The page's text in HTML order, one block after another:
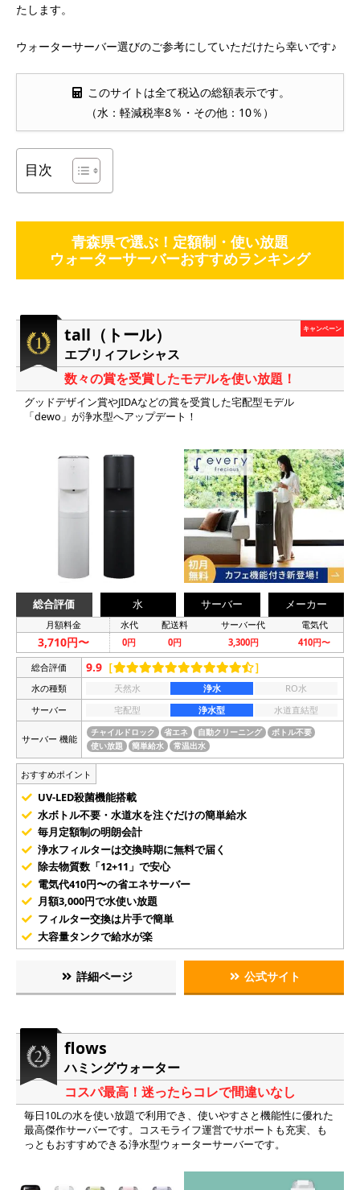
たします。
ウォーターサーバー選びのご参考にしていただけたら幸いです♪
このサイトは全て税込の総額表示です。
（水：軽減税率8％・その他：10％）
目次
青森県で選ぶ！定額制・使い放題
ウォーターサーバーおすすめランキング
tall（トール）
エブリィフレシャス
キャンペーン
数々の賞を受賞したモデルを使い放題！
グッドデザイン賞やJIDAなどの賞を受賞した宅配型モデル
「dewo」が浄水型へアップデート！
総合評価 水 サーバー メーカー
月額料金 水代 配送料 サーバー代 電気代
3,710円〜 0円 0円 3,300円 410円〜
総合評価 9.9 ［ ］
水の種類 天然水 浄水
RO水
サーバー
宅配型 浄水型 水道直結型
サーバー 機能
チャイルドロック 省エネ 自動クリーニング
ボトル不要
使い放題
簡単給水 常温出水
おすすめポイント
UV-LED殺菌機能搭載
水ボトル不要・水道水を注ぐだけの簡単給水
毎月定額制の明朗会計
浄水フィルターは交換時期に無料で届く
除去物質数「12+11」で安心
電気代410円〜の省エネサーバー
月額3,000円で水使い放題
フィルター交換は片手で簡単
大容量タンクで給水が楽
詳細ページ 公式サイト
flows
ハミングウォーター
コスパ最高！迷ったらコレで間違いなし
毎日10Lの水を使い放題で利用でき、使いやすさと機能性に優れた
最高傑作サーバーです。コスモライフ運営でサポートも充実、も
っともおすすめできる浄水型ウォーターサーバーです。